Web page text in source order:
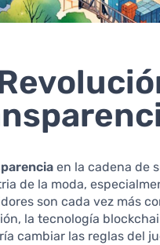
en la cadena de
de la moda,
son cada vez más
la tecnología
cambiar las reglas del